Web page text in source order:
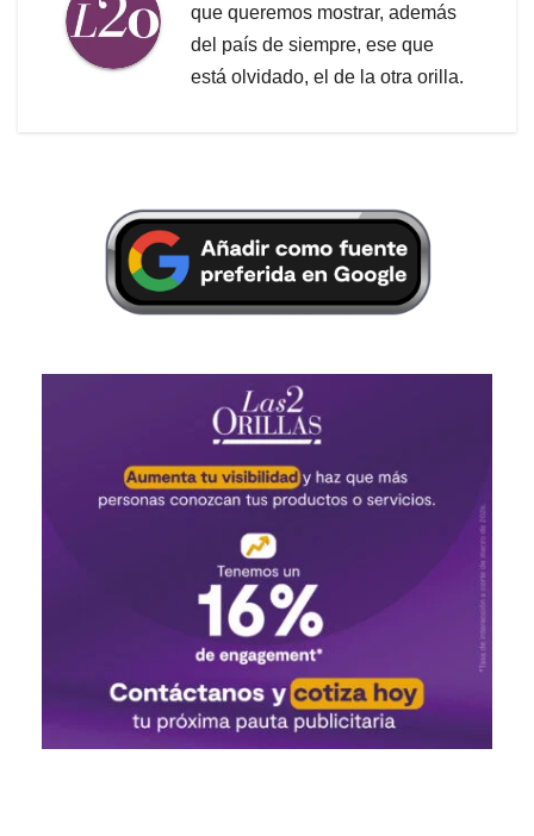
que queremos mostrar, además
del país de siempre, ese que
está olvidado, el de la otra orilla.